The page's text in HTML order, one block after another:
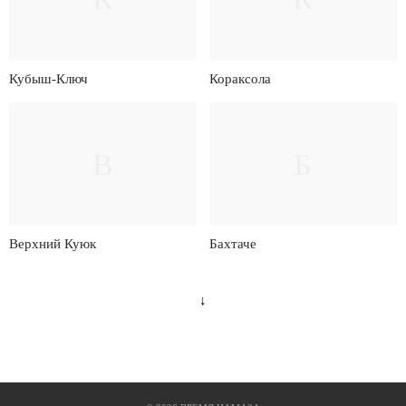
Кубыш-Ключ Кораксола
Верхний Куюк Бахтаче
↓